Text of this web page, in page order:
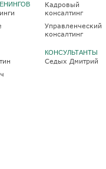
Кадровый
консалтинг
Управленческий
консалтинг
КОНСУЛЬТАНТЫ
Седых Дмитрий